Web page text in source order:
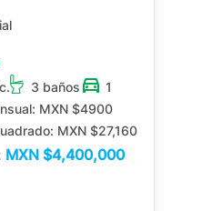
3 baños
1
MXN $4900
MXN $27,160
MXN $4,400,000